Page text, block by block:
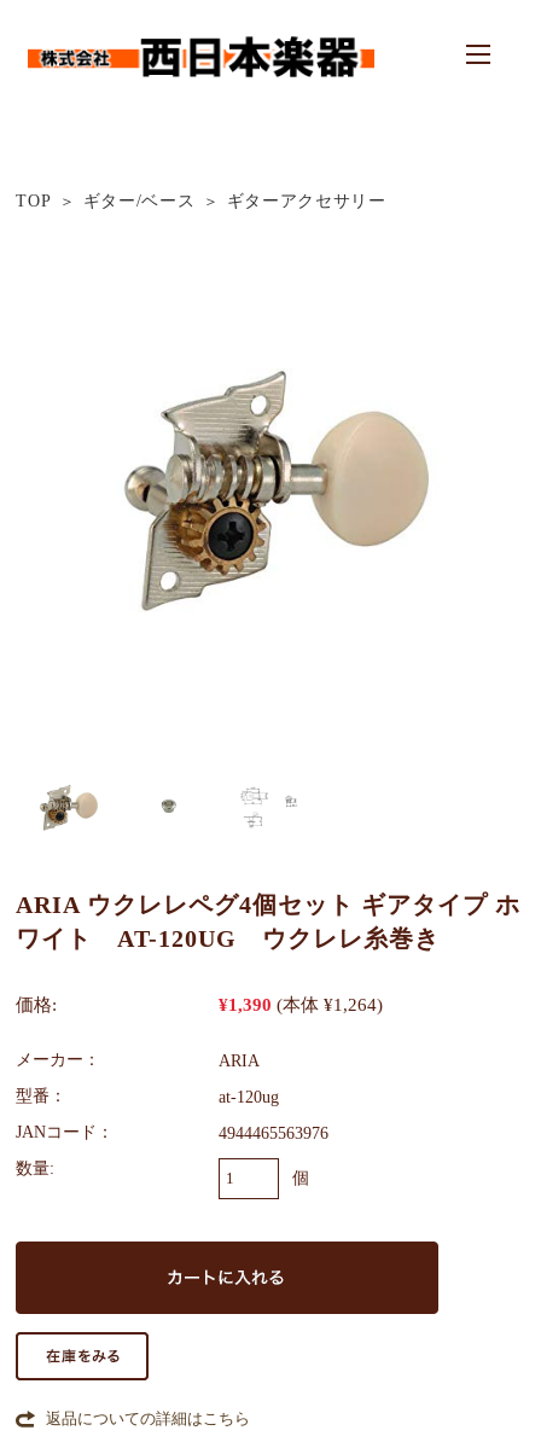
TOP ギター/ベース ギターアクセサリー
ARIA ウクレレペグ4個セット ギアタイプ ホ
ワイト AT-120UG ウクレレ糸巻き
価格: ¥1,390 (本体 ¥1,264)
メーカー：
ARIA
型番：
at-120ug
JANコード：
4944465563976
数量:
個
返品についての詳細はこちら